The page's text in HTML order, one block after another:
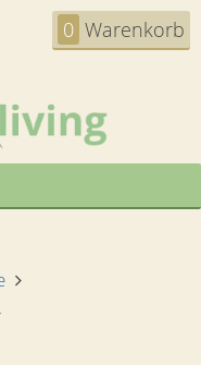
0 Warenkorb